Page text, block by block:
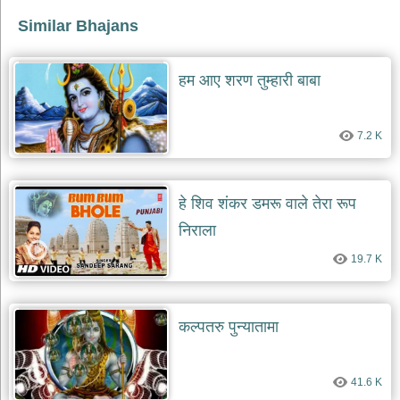
देश
भक्ति
भजन
patriotic
bhajans
खाटू
श्याम
भजन
khatu
shaym
bhajans
रानी
सती
दादी
rani
bhajans
बावा
लाल
Similar Bhajans
हम आए शरण तुम्हारी बाबा
7.2 K
हे शिव शंकर डमरू वाले तेरा रूप
निराला
19.7 K
कल्पतरु पुन्यातामा
41.6 K